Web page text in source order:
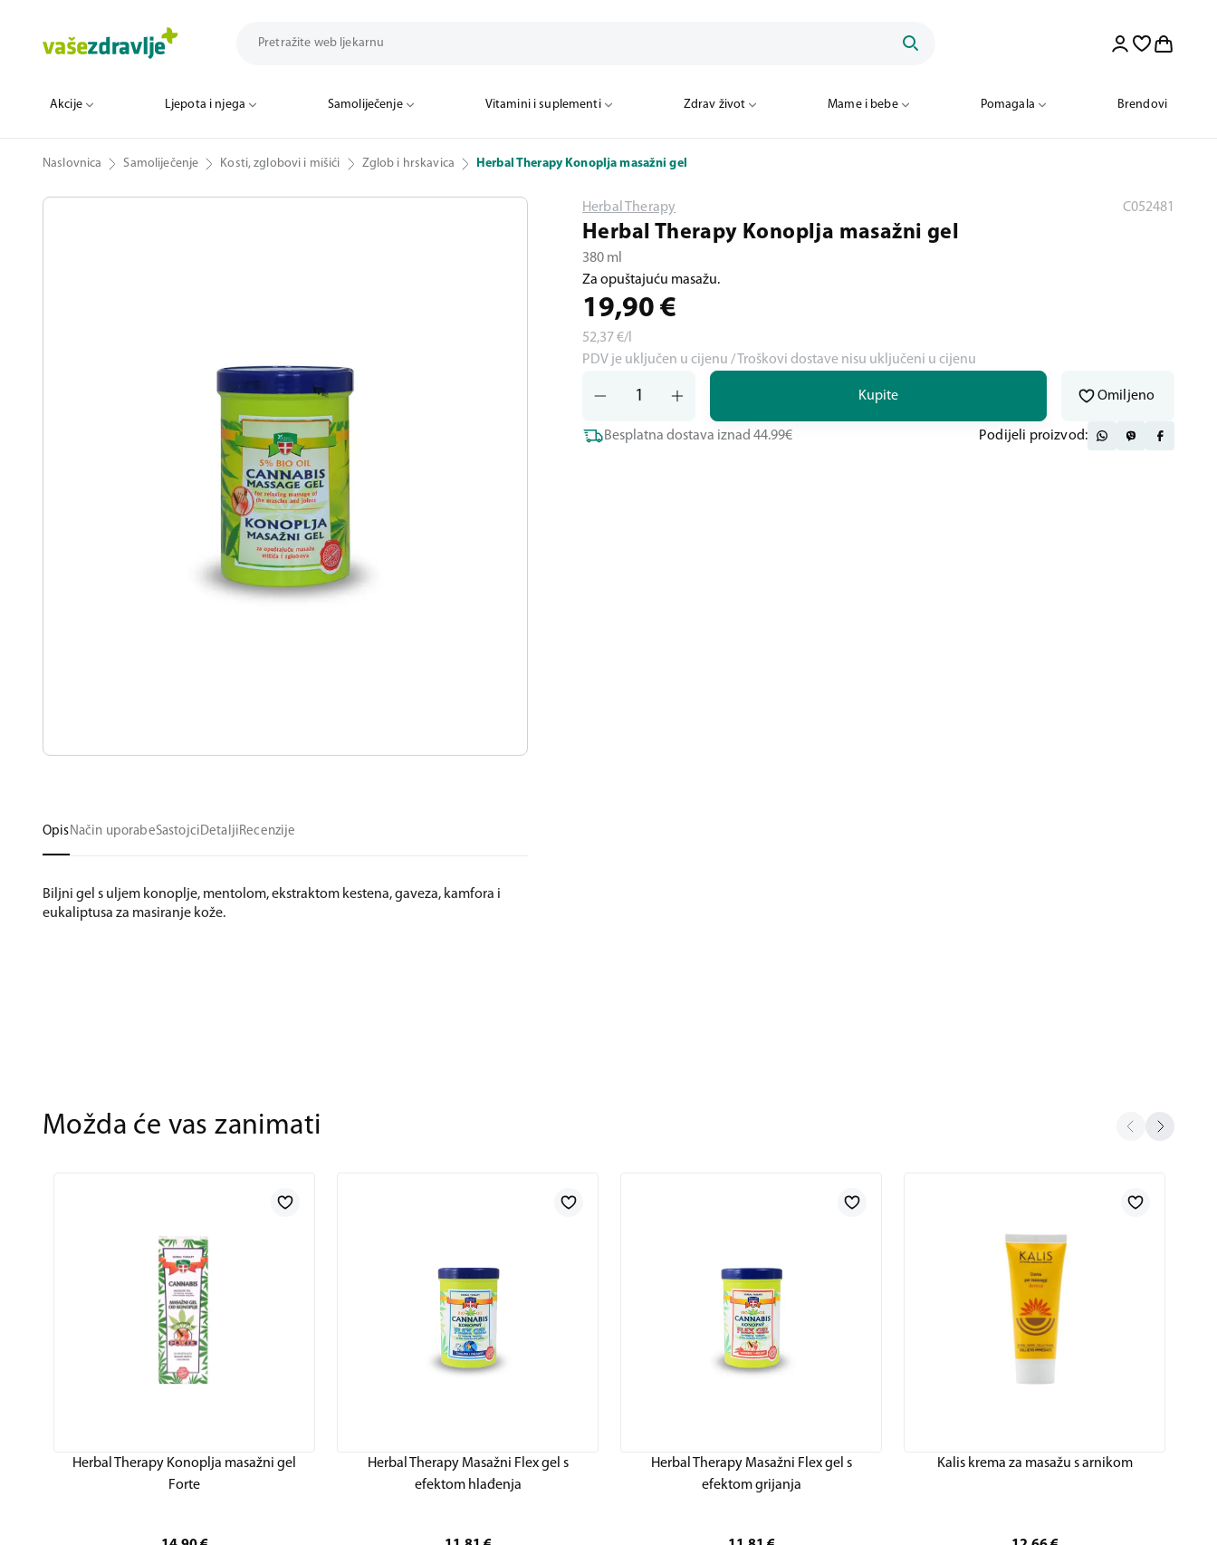
Akcije Ljepota i njega Samoliječenje Vitamini i suplementi Zdrav život Mame i bebe Pomagala Brendovi
Naslovnica Samoliječenje Kosti, zglobovi i mišići Zglob i hrskavica Herbal Therapy Konoplja masažni gel
OpisNačin uporabeSastojciDetaljiRecenzije
Biljni gel s uljem konoplje, mentolom, ekstraktom kestena, gaveza, kamfora i
eukaliptusa za masiranje kože.
Herbal Therapy C052481
Herbal Therapy Konoplja masažni gel
380 ml
Za opuštajuću masažu.
19,90 €
52,37 €/l
PDV je uključen u cijenu / Troškovi dostave nisu uključeni u cijenu
Kupite Omiljeno
Besplatna dostava iznad 44.99€ Podijeli proizvod:
Možda će vas zanimati
Herbal Therapy Konoplja masažni gel
Forte
Herbal Therapy Masažni Flex gel s
efektom hlađenja
Herbal Therapy Masažni Flex gel s
efektom grijanja
Kalis krema za masažu s arnikom